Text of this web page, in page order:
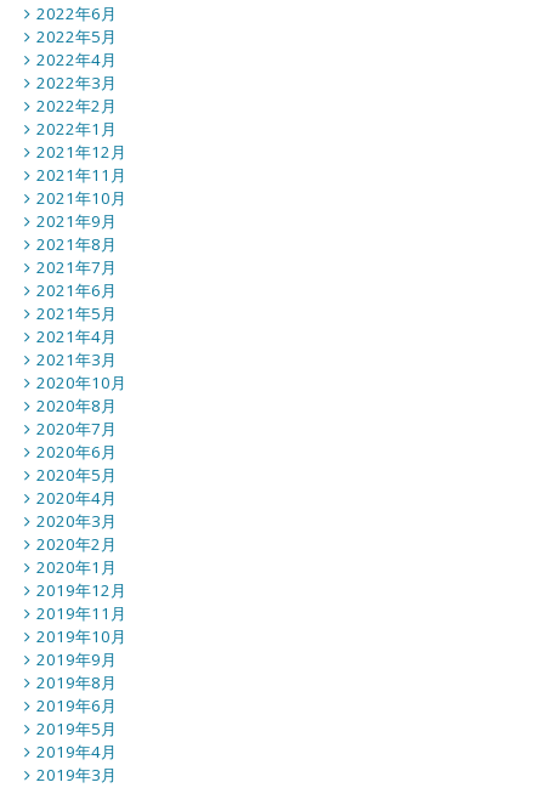
2022年6月
2022年5月
2022年4月
2022年3月
2022年2月
2022年1月
2021年12月
2021年11月
2021年10月
2021年9月
2021年8月
2021年7月
2021年6月
2021年5月
2021年4月
2021年3月
2020年10月
2020年8月
2020年7月
2020年6月
2020年5月
2020年4月
2020年3月
2020年2月
2020年1月
2019年12月
2019年11月
2019年10月
2019年9月
2019年8月
2019年6月
2019年5月
2019年4月
2019年3月